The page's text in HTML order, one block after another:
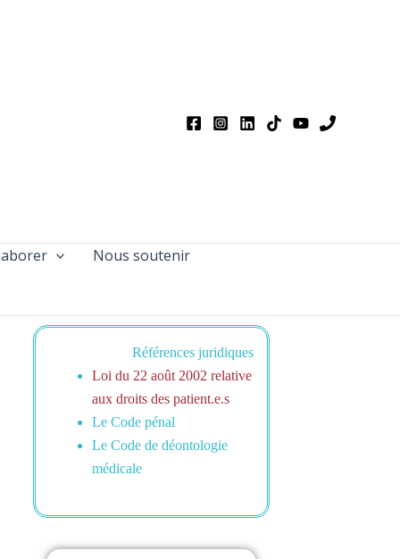
Nous soutenir
Références juridiques
Loi du 22 août 2002 relative
aux droits des patient.e.s
Le Code pénal
Le Code de déontologie
médicale